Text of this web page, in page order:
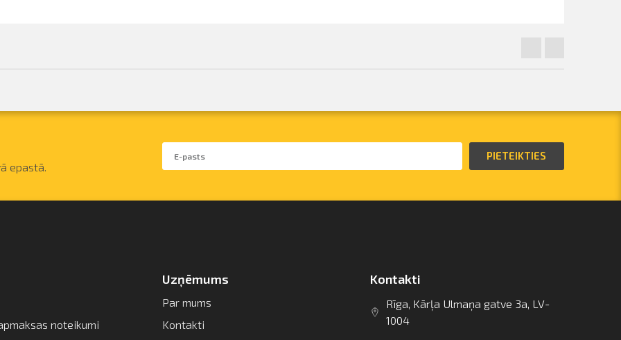
epastā.
PIETEIKTIES
noteikumi
Uzņēmums
Par mums
Kontakti
Kontakti
Rīga, Kārļa Ulmaņa gatve 3a, LV-
1004